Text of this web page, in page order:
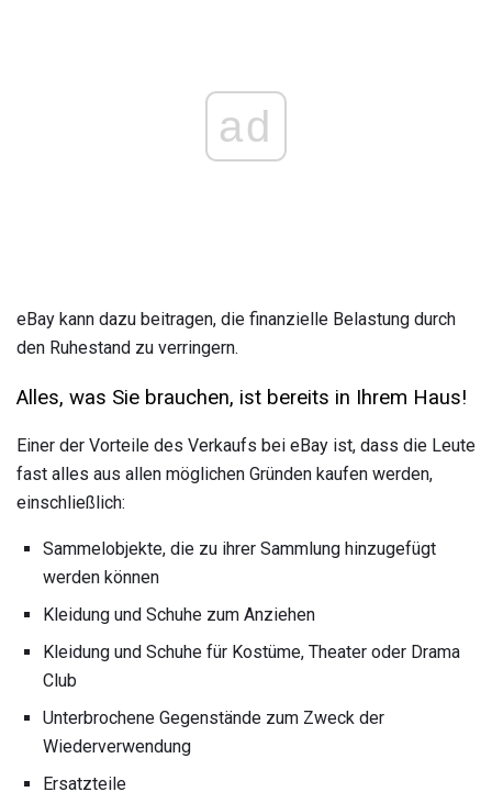
ad
eBay kann dazu beitragen, die finanzielle Belastung durch
den Ruhestand zu verringern.
Alles, was Sie brauchen, ist bereits in Ihrem Haus!
Einer der Vorteile des Verkaufs bei eBay ist, dass die Leute
fast alles aus allen möglichen Gründen kaufen werden,
einschließlich:
Sammelobjekte, die zu ihrer Sammlung hinzugefügt
werden können
Kleidung und Schuhe zum Anziehen
Kleidung und Schuhe für Kostüme, Theater oder Drama
Club
Unterbrochene Gegenstände zum Zweck der
Wiederverwendung
Ersatzteile